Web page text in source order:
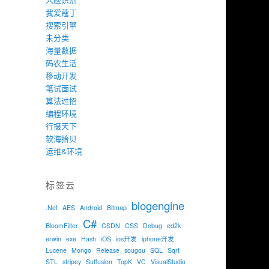
我爱蔻丁
搜索引擎
未分类
海量数据
码农生活
移动开发
笔试面试
算法过招
编程环境
行摄天下
软海拾贝
运维&环境
标签云
.Net AES Android Bitmap blogengine
BloomFilter C# CSDN CSS Debug ed2k
erwin exe Hash iOS ios开发 iphone开发
Lucene Mongo Release sougou SQL Sqrt
STL stripey Suffusion TopK VC VisualStudio